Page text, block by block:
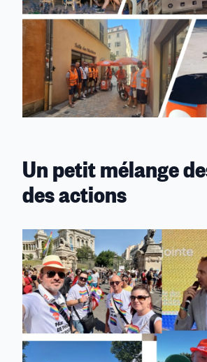
Un petit mélange
des actions